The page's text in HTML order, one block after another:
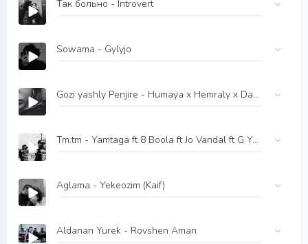
Так больно - Introvert
Sowama - Gylyjo
Gozi yashly Penjire - Humaya x Hemraly x Daygo
Tm.tm - Yamtaga ft 8 Boola ft Jo Vandal ft G Young
Aglama - Yekeozim (Kaif)
Aldanan Yurek - Rovshen Aman